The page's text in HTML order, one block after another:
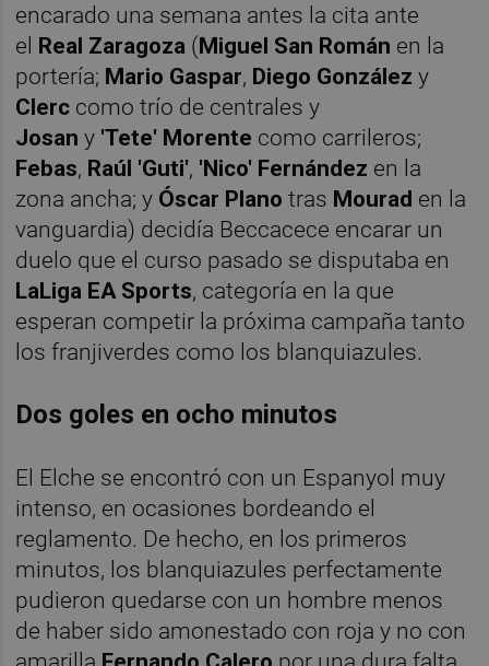
encarado una semana antes la cita ante
el Real Zaragoza (Miguel San Román en la
portería; Mario Gaspar, Diego Gonzálezy
Clerc como trío de centrales y
Josany 'Tete' Morente como carrileros;
Febas, Raúl 'Guti', 'Nico' Fernández en la
zona ancha; y Óscar Plano tras Mourad en la
vanguardia) decidía Beccacece encarar un
duelo que el curso pasado se disputaba en
LaLiga EA Sports, categoría en la que
esperan competir la próxima campaña tanto
los franjiverdes como los blanquiazules.
Dos goles en ocho minutos
El Elche se encontró con un Espanyol muy
intenso, en ocasiones bordeando el
reglamento. De hecho, en los primeros
minutos, los blanquiazules perfectamente
pudieron quedarse con un hombre menos
de haber sido amonestado con roja y no con